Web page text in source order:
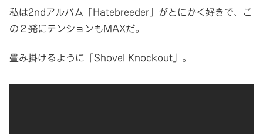
私は2ndアルバム「Hatebreeder」がとにかく好きで、こ
の２発にテンションもMAXだ。
畳み掛けるように「Shovel Knockout」。